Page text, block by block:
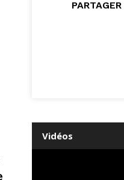
PARTAGER
Vidéos